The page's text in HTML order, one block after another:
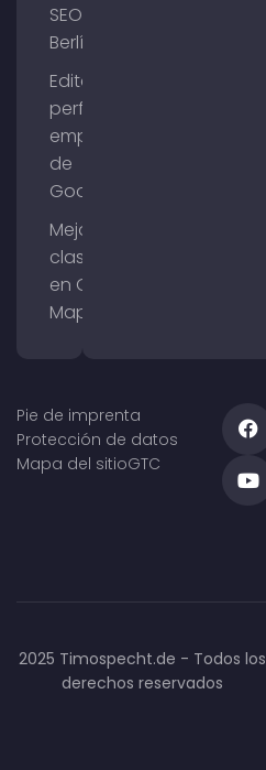
SEO
Berlín
Editar el
perfil de
empresa
de
Google
Mejorar la
clasificación
en Google
Maps
Pie de imprenta
Protección de datos
Mapa del sitioGTC
2025 Timospecht.de - Todos los
derechos reservados